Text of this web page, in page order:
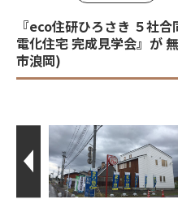
『eco住研ひろさき ５社
電化住宅 完成見学会』が
市浪岡)